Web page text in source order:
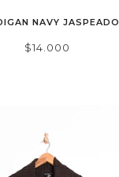
NAVY JASPEADO
$14.000